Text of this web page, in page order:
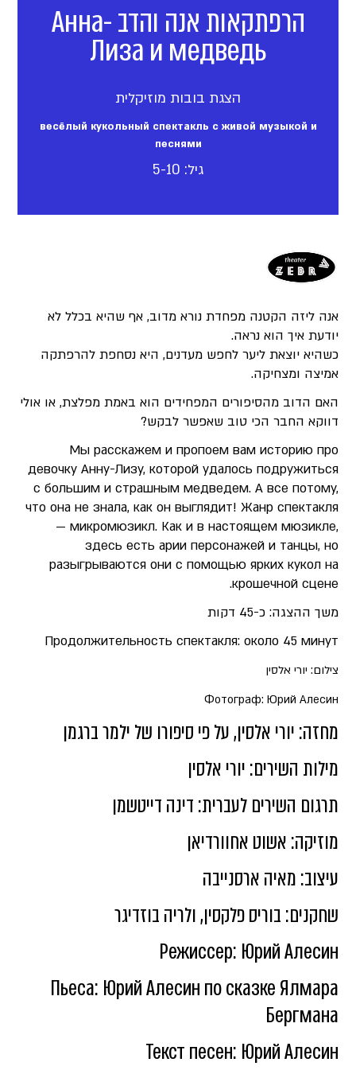
הרפתקאות אנה והדב Анна-
Лиза и медведь
הצגת בובות מוזיקלית
весёлый кукольный спектакль с живой музыкой и
песнями
גיל: 5-10
אנה ליזה הקטנה מפחדת נורא מדוב, אף שהיא בכלל לא
יודעת איך הוא נראה.
כשהיא יוצאת ליער לחפש מעדנים, היא נסחפת להרפתקה
אמיצה ומצחיקה.
האם הדוב מהסיפורים המפחידים הוא באמת מפלצת, או אולי
דווקא החבר הכי טוב שאפשר לבקש?
Мы расскажем и пропоем вам историю про
девочку Анну-Лизу, которой удалось подружиться
с большим и страшным медведем. А все потому,
что она не знала, как он выглядит! Жанр спектакля
— микромюзикл. Как и в настоящем мюзикле,
здесь есть арии персонажей и танцы, но
разыгрываются они с помощью ярких кукол на
крошечной сцене.
משך ההצגה: כ-45 דקות
Продолжительность спектакля: около 45 минут
צילום: יורי אלסין
Фотограф: Юрий Алесин
מחזה: יורי אלסין, על פי סיפורו של ילמר ברגמן
מילות השירים: יורי אלסין
תרגום השירים לעברית: דינה דייטשמן
מוזיקה: אשוט אחוורדיאן
עיצוב: מאיה ארסנייבה
שחקנים: בוריס פלקסין, ולריה בוזדיגר
Режиссер: Юрий Алесин
Пьеса: Юрий Алесин по сказке Ялмара
Бергмана
Текст песен: Юрий Алесин